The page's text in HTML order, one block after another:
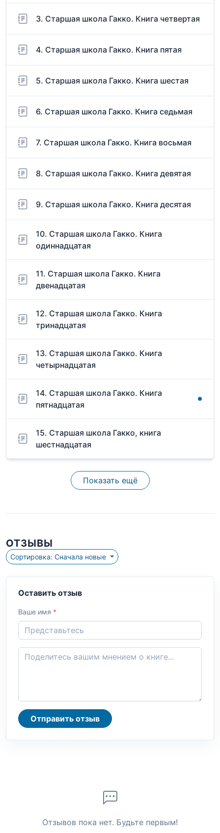
3. Старшая школа Гакко. Книга четвертая
4. Старшая школа Гакко. Книга пятая
5. Старшая школа Гакко. Книга шестая
6. Старшая школа Гакко. Книга седьмая
7. Старшая школа Гакко. Книга восьмая
8. Старшая школа Гакко. Книга девятая
9. Старшая школа Гакко. Книга десятая
10. Старшая школа Гакко. Книга
одиннадцатая
11. Старшая школа Гакко. Книга
двенадцатая
12. Старшая школа Гакко. Книга
тринадцатая
13. Старшая школа Гакко. Книга
четырнадцатая
14. Старшая школа Гакко. Книга
пятнадцатая
15. Старшая школа Гакко, книга
шестнадцатая
Показать ещё
ОТЗЫВЫ
Сортировка: Сначала новые
Оставить отзыв
Ваше имя *
Отправить отзыв
Отзывов пока нет. Будьте первым!